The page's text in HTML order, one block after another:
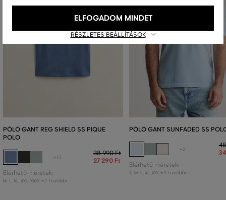
PÓLÓ GANT REG SHIELD SS PIQUE
POLO
+11
38 990 Ft
27 290 Ft
Elérhető méretek:
M L XL XXL XXXL +2 további
PÓLÓ GANT SUNFADED SS
+2
Elérhető méretek:
S M L XL XXL +3 további
RÉSZLETES BEÁLLÍTÁSOK
ELFOGADOM MINDET